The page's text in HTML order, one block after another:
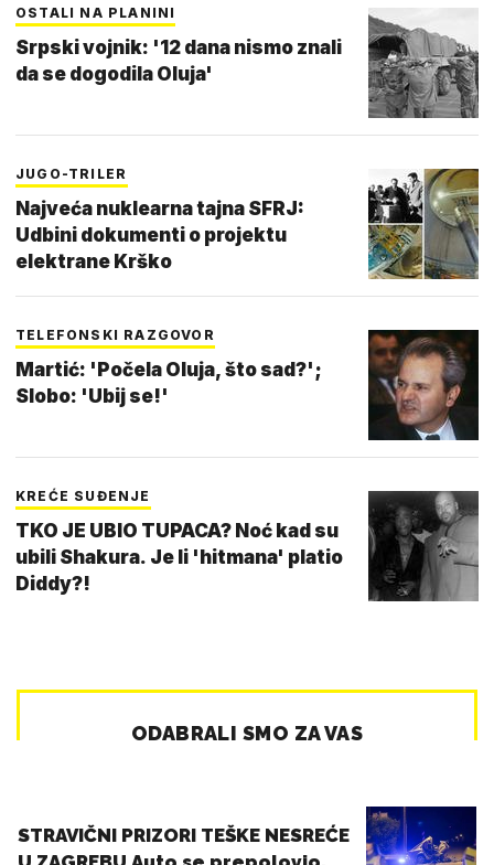
OSTALI NA PLANINI
Srpski vojnik: '12 dana nismo znali
da se dogodila Oluja'
JUGO-TRILER
Najveća nuklearna tajna SFRJ:
Udbini dokumenti o projektu
elektrane Krško
TELEFONSKI RAZGOVOR
Martić: 'Počela Oluja, što sad?';
Slobo: 'Ubij se!'
KREĆE SUĐENJE
TKO JE UBIO TUPACA? Noć kad su
ubili Shakura. Je li 'hitmana' platio
Diddy?!